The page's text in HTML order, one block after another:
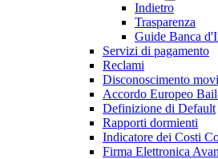
Indietro
Trasparenza
Guide Banca
Servizi di pagamento
Reclami
Disconoscimento
Accordo Europeo
Definizione di Default
Rapporti dormienti
Indicatore dei Costi
Firma Elettronica